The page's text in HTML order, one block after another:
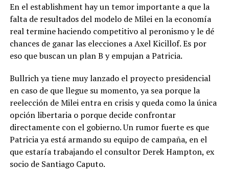
En el establishment hay un temor importante a que la
falta de resultados del modelo de Milei en la economía
real termine haciendo competitivo al peronismo y le dé
chances de ganar las elecciones a Axel Kicillof. Es por
eso que buscan un plan B y empujan a Patricia.
Bullrich ya tiene muy lanzado el proyecto presidencial
en caso de que llegue su momento, ya sea porque la
reelección de Milei entra en crisis y queda como la única
opción libertaria o porque decide confrontar
directamente con el gobierno. Un rumor fuerte es que
Patricia ya está armando su equipo de campaña, en el
que estaría trabajando el consultor Derek Hampton, ex
socio de Santiago Caputo.